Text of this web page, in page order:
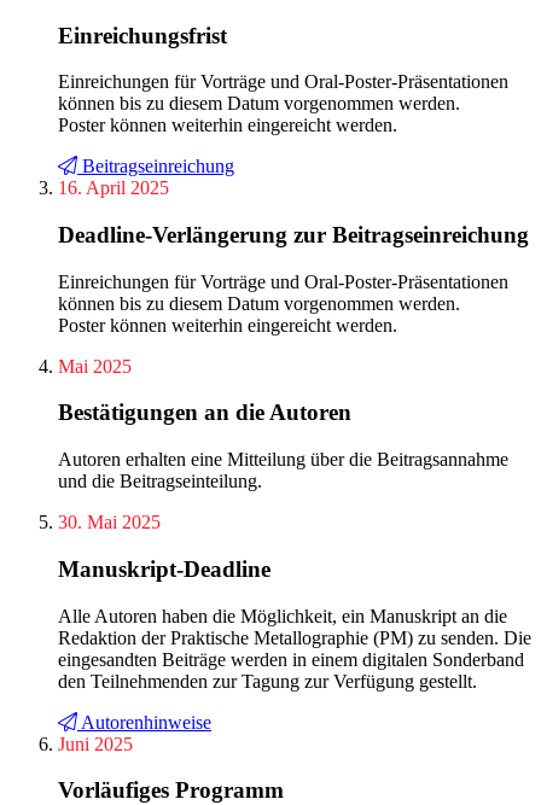
Einreichungsfrist
Einreichungen für Vorträge und Oral-Poster-Präsentationen
können bis zu diesem Datum vorgenommen werden.
Poster können weiterhin eingereicht werden.
Beitragseinreichung
16. April 2025
Deadline-Verlängerung zur Beitragseinreichung
Einreichungen für Vorträge und Oral-Poster-Präsentationen
können bis zu diesem Datum vorgenommen werden.
Poster können weiterhin eingereicht werden.
Mai 2025
Bestätigungen an die Autoren
Autoren erhalten eine Mitteilung über die Beitragsannahme
und die Beitragseinteilung.
30. Mai 2025
Manuskript-Deadline
Alle Autoren haben die Möglichkeit, ein Manuskript an die
Redaktion der Praktische Metallographie (PM) zu senden. Die
eingesandten Beiträge werden in einem digitalen Sonderband
den Teilnehmenden zur Tagung zur Verfügung gestellt.
Autorenhinweise
Juni 2025
Vorläufiges Programm